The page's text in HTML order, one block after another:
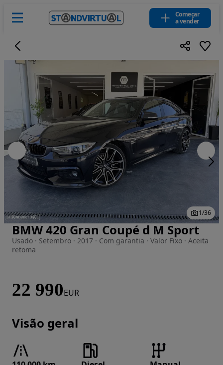
Começar
a vender
Imagem 1 de 36
1/36
BMW 420 Gran Coupé d M Sport
Usado · Setembro · 2017 · Com garantia · Valor Fixo · Aceita
retoma
22 990EUR
Visão geral